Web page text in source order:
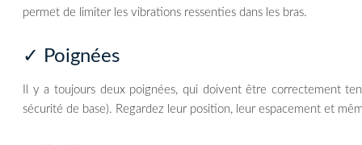
permet de limiter les vibrations ressenties dans les bras.
✓ Poignées
Il y a toujours deux poignées, qui doivent être correctement
sécurité de base). Regardez leur position, leur espacement et